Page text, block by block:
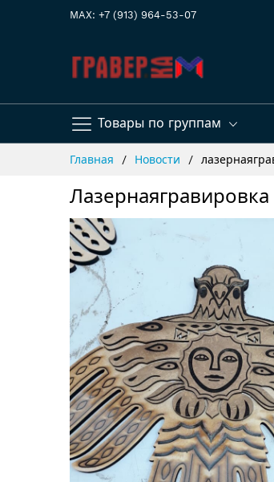
MAX: +7 (913) 964-53-07
Товары по группам
Главная Новости
Лазернаягравировка